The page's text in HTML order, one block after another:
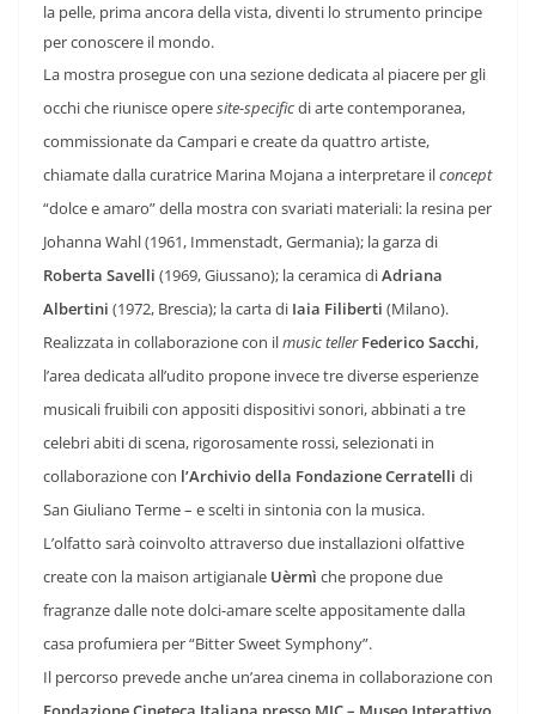
la pelle, prima ancora della vista, diventi lo strumento principe
per conoscere il mondo.
La mostra prosegue con una sezione dedicata al piacere per gli
occhi che riunisce operesite-specificdi arte contemporanea,
commissionate da Campari e create da quattro artiste,
chiamate dalla curatrice Marina Mojana a interpretare ilconcept
“dolce e amaro” della mostra con svariati materiali: la resina per
Johanna Wahl (1961, Immenstadt, Germania); la garza di
Roberta Savelli (1969, Giussano); la ceramica diAdriana
Albertini (1972, Brescia); la carta di Iaia Filiberti (Milano).
Realizzata in collaborazione con ilmusic tellerFederico Sacchi,
l’area dedicata all’udito propone invece tre diverse esperienze
musicali fruibili con appositi dispositivi sonori, abbinati a tre
celebri abiti di scena, rigorosamente rossi, selezionati in
collaborazione con l’Archivio della Fondazione Cerratelli di
San Giuliano Terme – e scelti in sintonia con la musica.
L’olfatto sarà coinvolto attraverso due installazioni olfattive
create con la maison artigianale Uèrmì che propone due
fragranze dalle note dolci-amare scelte appositamente dalla
casa profumiera per “Bitter Sweet Symphony”.
Il percorso prevede anche un’area cinema in collaborazione con